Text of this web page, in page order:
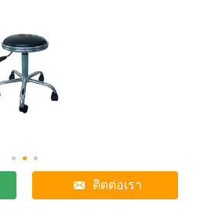
ติดต่อเรา